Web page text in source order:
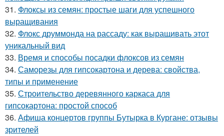
31. Флоксы из семян: простые шаги для успешного
выращивания
32. Флокс друммонда на рассаду: как выращивать этот
уникальный вид
33. Время и способы посадки флоксов из семян
34. Саморезы для гипсокартона и дерева: свойства,
типы и применение
35. Строительство деревянного каркаса для
гипсокартона: простой способ
36. Афиша концертов группы Бутырка в Кургане: отзывы
зрителей